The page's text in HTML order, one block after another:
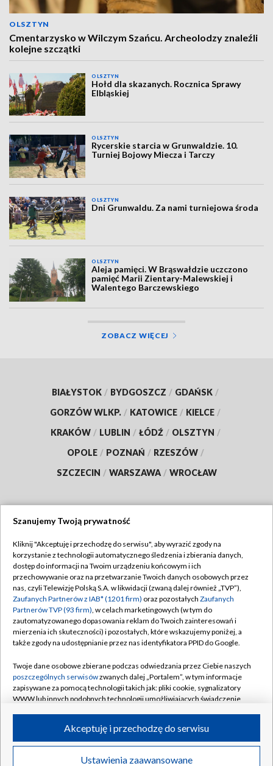
OLSZTYN
Cmentarzysko w Wilczym Szańcu. Archeolodzy znaleźli
kolejne szczątki
OLSZTYN
Hołd dla skazanych. Rocznica Sprawy
Elbląskiej
OLSZTYN
Rycerskie starcia w Grunwaldzie. 10.
Turniej Bojowy Miecza i Tarczy
OLSZTYN
Dni Grunwaldu. Za nami turniejowa środa
OLSZTYN
Aleja pamięci. W Brąswałdzie uczczono
pamięć Marii Zientary-Malewskiej i
Walentego Barczewskiego
ZOBACZ WIĘCEJ
BIAŁYSTOK / BYDGOSZCZ / GDAŃSK /
GORZÓW WLKP. / KATOWICE / KIELCE /
KRAKÓW / LUBLIN / ŁÓDŹ / OLSZTYN /
OPOLE / POZNAŃ / RZESZÓW /
SZCZECIN / WARSZAWA / WROCŁAW
TVP
Abonament TVP
Emisja w TVP
Centrum informacji TVP
Naziemna Telewizja Cyfrowa
Rada Programowa
System NOS
Informacje o nadawcy
Program dla prasy
Regulamin TVP
Polityka prywatności
Moje zgody
Pomoc
Kontakt
Kanały
©2026 Telewizja Polska S.A. w likwidacji
Szanujemy Twoją prywatność
Kliknij "Akceptuję i przechodzę do serwisu", aby wyrazić zgody na
korzystanie z technologii automatycznego śledzenia i zbierania danych,
dostęp do informacji na Twoim urządzeniu końcowym i ich
przechowywanie oraz na przetwarzanie Twoich danych osobowych przez
nas, czyli Telewizję Polską S.A. w likwidacji (zwaną dalej również „TVP”),
Zaufanych Partnerów z IAB* (1201 firm) oraz pozostałych Zaufanych
Partnerów TVP (93 firm), w celach marketingowych (w tym do
zautomatyzowanego dopasowania reklam do Twoich zainteresowań i
mierzenia ich skuteczności) i pozostałych, które wskazujemy poniżej, a
także zgody na udostępnianie przez nas identyfikatora PPID do Google.
Twoje dane osobowe zbierane podczas odwiedzania przez Ciebie naszych
poszczególnych serwisówzwanych dalej „Portalem”, w tym informacje
zapisywane za pomocą technologii takich jak: pliki cookie, sygnalizatory
WWW lub innych podobnych technologii umożliwiających świadczenie
ruchu w Internecie.
Twoje dane osobowe zbierane podczas odwiedzania przez Ciebie
Ustawienia zaawansowane
Akceptuję i przechodzę do serwisu